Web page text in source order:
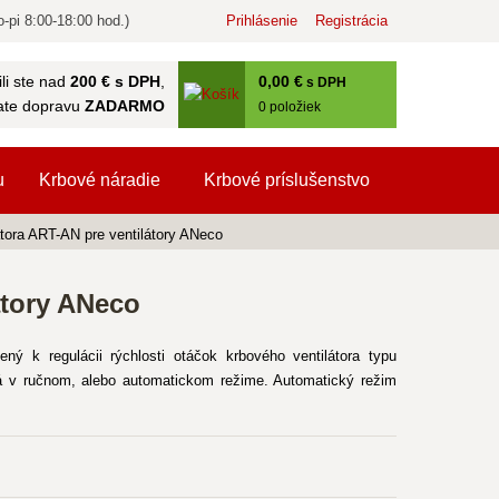
ste nad 200 € s DPH ,
dopravu ZADARMO
0,00 € s DPH
0 položiek
Prihlásenie Registrácia
pi 8:00-18:00 hod.)
Krbové náradie Krbové príslušenstvo
ART-AN pre ventilátory ANeco
ANeco
k regulácii rýchlosti otáčok krbového ventilátora typu
ručnom, alebo automatickom režime. Automatický režim